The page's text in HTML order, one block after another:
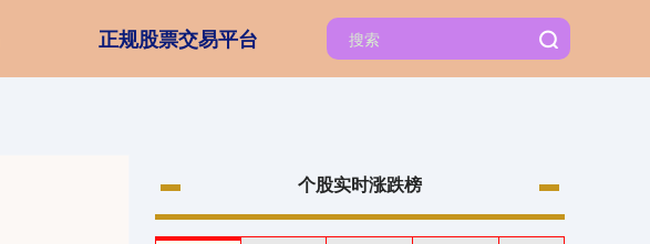
正规股票交易平台
个股实时涨跌榜